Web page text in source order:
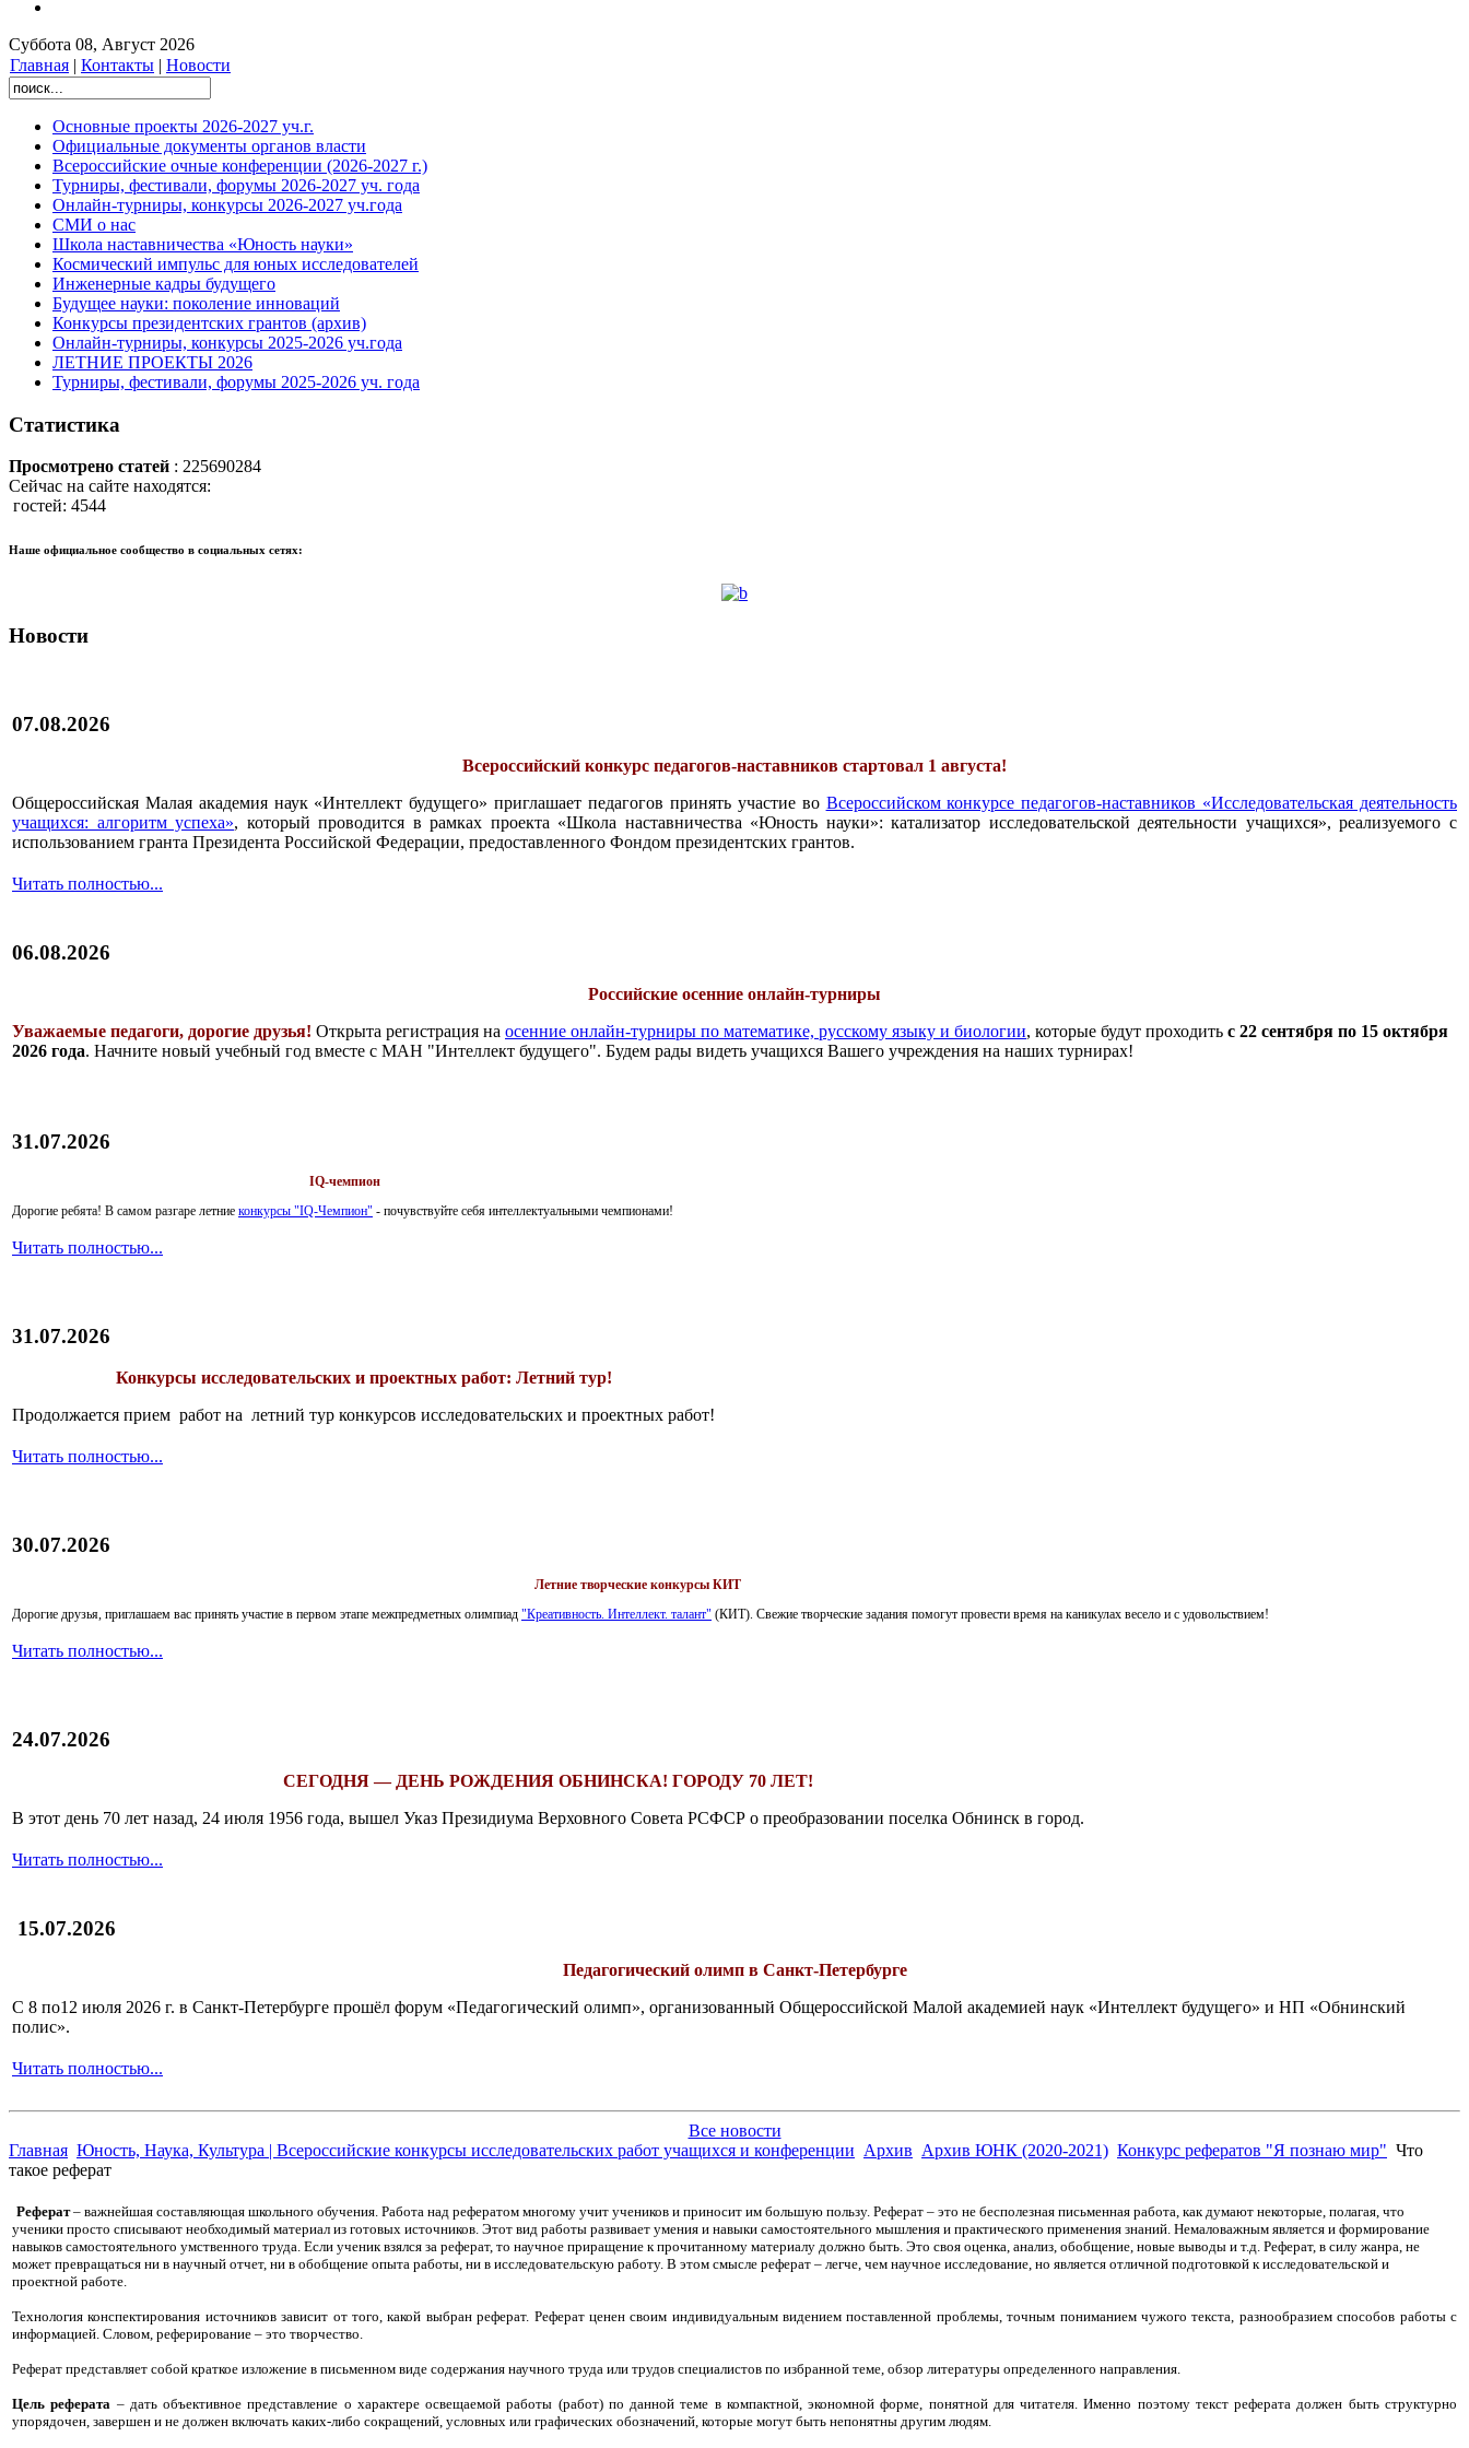
Суббота 08, Август 2026
Главная | Контакты | Новости
Основные проекты 2026-2027 уч.г.
Официальные документы органов власти
Всероссийские очные конференции (2026-2027 г.)
Турниры, фестивали, форумы 2026-2027 уч. года
Онлайн-турниры, конкурсы 2026-2027 уч.года
СМИ о нас
Школа наставничества «Юность науки»
Космический импульс для юных исследователей
Инженерные кадры будущего
Будущее науки: поколение инноваций
Конкурсы президентских грантов (архив)
Онлайн-турниры, конкурсы 2025-2026 уч.года
ЛЕТНИЕ ПРОЕКТЫ 2026
Турниры, фестивали, форумы 2025-2026 уч. года
Статистика
Просмотрено статей : 225690284
Сейчас на сайте находятся:
гостей: 4544
Наше официальное сообщество в социальных сетях:
Новости
07.08.2026
Всероссийский конкурс педагогов-наставников стартовал 1 августа!
Общероссийская Малая академия наук «Интеллект будущего» приглашает педагогов принять участие во Всероссийском конкурсе педагогов-наставников «Исследовательская деятельность
учащихся: алгоритм успеха», который проводится в рамках проекта «Школа наставничества «Юность науки»: катализатор исследовательской деятельности учащихся», реализуемого с
использованием гранта Президента Российской Федерации, предоставленного Фондом президентских грантов.
Читать полностью...
06.08.2026
Российские осенние онлайн-турниры
Уважаемые педагоги, дорогие друзья! Открыта регистрация на осенние онлайн-турниры по математике, русскому языку и биологии, которые будут проходить с 22 сентября по 15 октября
2026 года. Начните новый учебный год вместе с МАН "Интеллект будущего". Будем рады видеть учащихся Вашего учреждения на наших турнирах!
31.07.2026
IQ-чемпион
Дорогие ребята! В самом разгаре летние конкурсы "IQ-Чемпион" - почувствуйте себя интеллектуальными чемпионами!
Читать полностью...
31.07.2026
Конкурсы исследовательских и проектных работ: Летний тур!
Продолжается прием работ на летний тур конкурсов исследовательских и проектных работ!
Читать полностью...
30.07.2026
Летние творческие конкурсы КИТ
Дорогие друзья, приглашаем вас принять участие в первом этапе межпредметных олимпиад "Креативность. Интеллект. талант" (КИТ). Свежие творческие задания помогут провести время на каникулах весело и с удовольствием!
Читать полностью...
24.07.2026
СЕГОДНЯ — ДЕНЬ РОЖДЕНИЯ ОБНИНСКА! ГОРОДУ 70 ЛЕТ!
В этот день 70 лет назад, 24 июля 1956 года, вышел Указ Президиума Верховного Совета РСФСР о преобразовании поселка Обнинск в город.
Читать полностью...
15.07.2026
Педагогический олимп в Санкт-Петербурге
С 8 по12 июля 2026 г. в Санкт-Петербурге прошёл форум «Педагогический олимп», организованный Общероссийской Малой академией наук «Интеллект будущего» и НП «Обнинский
полис».
Читать полностью...
Все новости
Главная Юность, Наука, Культура | Всероссийские конкурсы исследовательских работ учащихся и конференции Архив Архив ЮНК (2020-2021) Конкурс рефератов "Я познаю мир" Что
такое реферат
Реферат– важнейшая составляющая школьного обучения. Работа над рефератом многому учит учеников и приносит им большую пользу. Реферат – это не бесполезная письменная работа, как думают некоторые, полагая, что
ученики просто списывают необходимый материал из готовых источников. Этот вид работы развивает умения и навыки самостоятельного мышления и практического применения знаний. Немаловажным является и формирование
навыков самостоятельного умственного труда. Если ученик взялся за реферат, то научное приращение к прочитанному материалу должно быть. Это своя оценка, анализ, обобщение, новые выводы и т.д. Реферат, в силу жанра, не
может превращаться ни в научный отчет, ни в обобщение опыта работы, ни в исследовательскую работу. В этом смысле реферат – легче, чем научное исследование, но является отличной подготовкой к исследовательской и
проектной работе.
Технология конспектирования источников зависит от того, какой выбран реферат. Реферат ценен своим индивидуальным видением поставленной проблемы, точным пониманием чужого текста, разнообразием способов работы с
информацией. Словом, реферирование – это творчество.
Реферат представляет собой краткое изложение в письменном виде содержания научного труда или трудов специалистов по избранной теме, обзор литературы определенного направления.
Цель реферата – дать объективное представление о характере освещаемой работы (работ) по данной теме в компактной, экономной форме, понятной для читателя. Именно поэтому текст реферата должен быть структурно
упорядочен, завершен и не должен включать каких-либо сокращений, условных или графических обозначений, которые могут быть непонятны другим людям.